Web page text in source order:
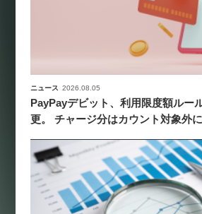
ニュース 2026.08.05
PayPayデビット、利用限度額ルー
更。 チャージ分はカウント対象外に